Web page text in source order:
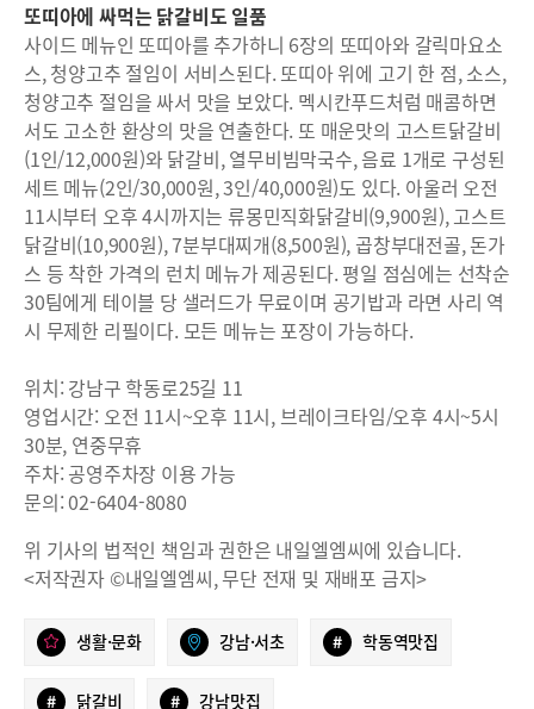
또띠아에 싸먹는 닭갈비도 일품
사이드 메뉴인 또띠아를 추가하니 6장의 또띠아와 갈릭마요소
스, 청양고추 절임이 서비스된다. 또띠아 위에 고기 한 점, 소스,
청양고추 절임을 싸서 맛을 보았다. 멕시칸푸드처럼 매콤하면
서도 고소한 환상의 맛을 연출한다. 또 매운맛의 고스트닭갈비
(1인/12,000원)와 닭갈비, 열무비빔막국수, 음료 1개로 구성된
세트 메뉴(2인/30,000원, 3인/40,000원)도 있다. 아울러 오전
11시부터 오후 4시까지는 류몽민직화닭갈비(9,900원), 고스트
닭갈비(10,900원), 7분부대찌개(8,500원), 곱창부대전골, 돈가
스 등 착한 가격의 런치 메뉴가 제공된다. 평일 점심에는 선착순
30팀에게 테이블 당 샐러드가 무료이며 공기밥과 라면 사리 역
시 무제한 리필이다. 모든 메뉴는 포장이 가능하다.
위치: 강남구 학동로25길 11
영업시간: 오전 11시~오후 11시, 브레이크타임/오후 4시~5시
30분, 연중무휴
주차: 공영주차장 이용 가능
문의: 02-6404-8080
위 기사의 법적인 책임과 권한은 내일엘엠씨에 있습니다.
<저작권자 ©내일엘엠씨, 무단 전재 및 재배포 금지>
생활·문화 강남·서초 # 학동역맛집
# 닭갈비 # 강남맛집